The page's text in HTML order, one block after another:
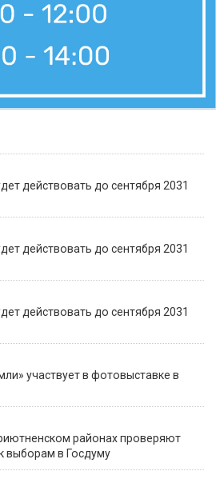
действовать до сентября 2031
действовать до сентября 2031
действовать до сентября 2031
участвует в фотовыставке в
районах проверяют
выборам в Госдуму